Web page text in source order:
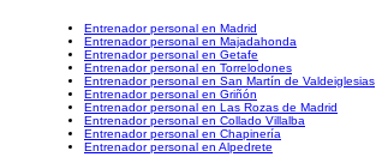
Entrenador personal en Madrid
Entrenador personal en Majadahonda
Entrenador personal en Getafe
Entrenador personal en Torrelodones
Entrenador personal en San Martín de Valdeiglesias
Entrenador personal en Griñón
Entrenador personal en Las Rozas de Madrid
Entrenador personal en Collado Villalba
Entrenador personal en Chapinería
Entrenador personal en Alpedrete